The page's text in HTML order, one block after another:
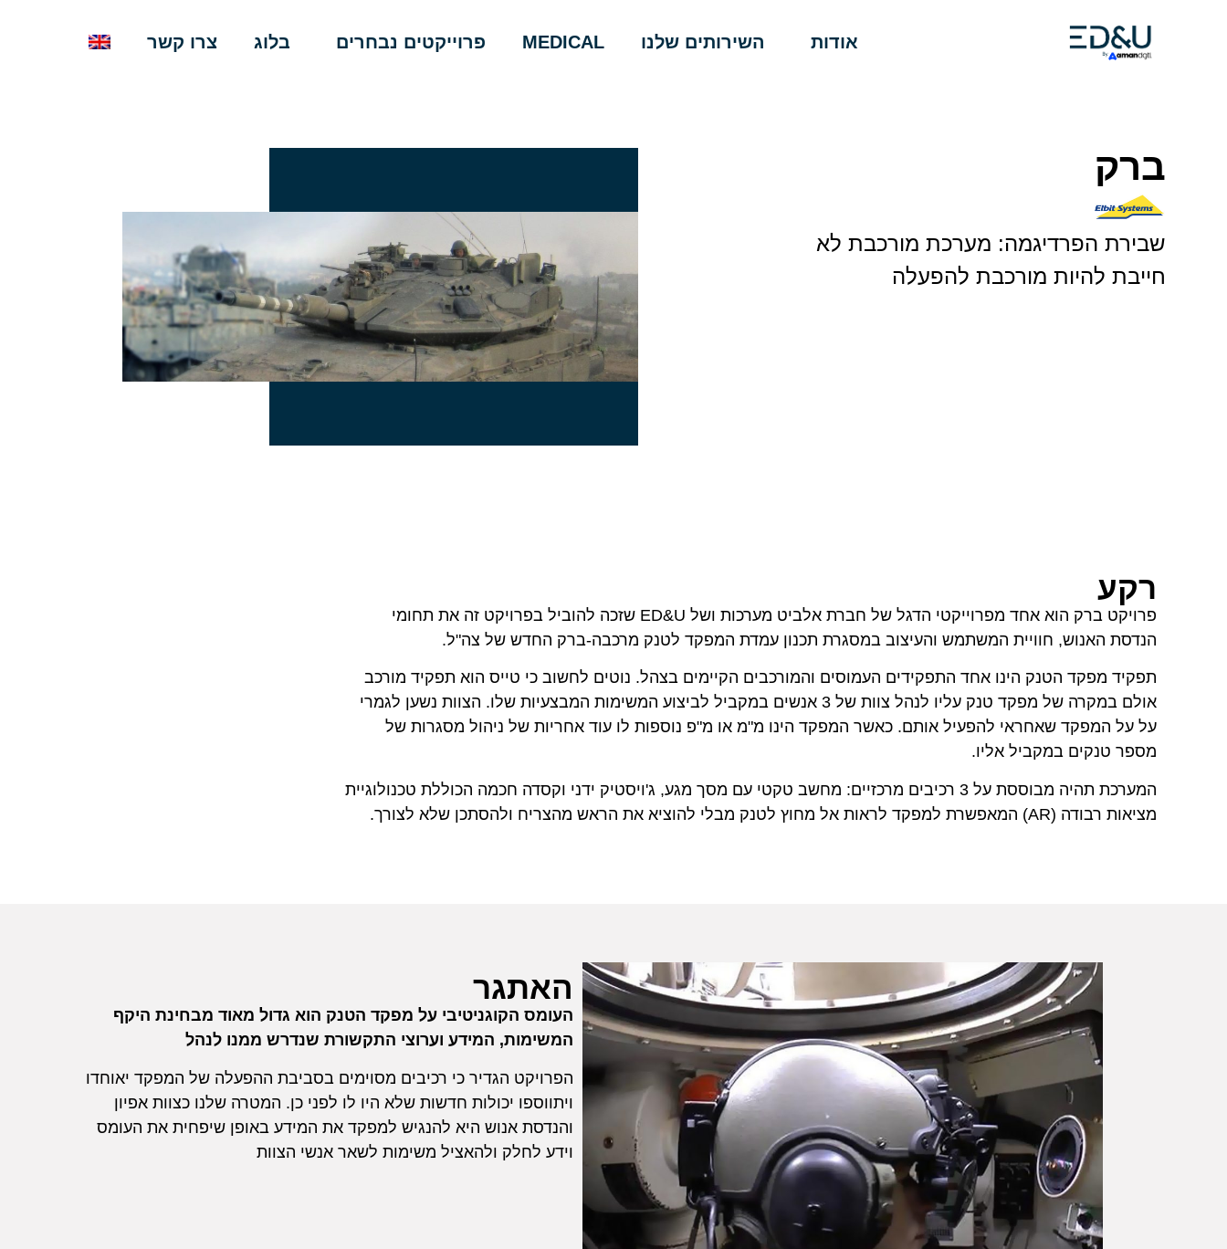
אודות השירותים שלנו MEDICAL פרוייקטים נבחרים בלוג צרו קשר
ברק
שבירת הפרדיגמה: מערכת מורכבת לא
חייבת להיות מורכבת להפעלה
רקע
פרויקט ברק הוא אחד מפרוייקטי הדגל של חברת אלביט מערכות ושל ED&U שזכה להוביל בפרויקט זה את תחומי
הנדסת האנוש, חוויית המשתמש והעיצוב במסגרת תכנון עמדת המפקד לטנק מרכבה-ברק החדש של צה"ל.
תפקיד מפקד הטנק הינו אחד התפקידים העמוסים והמורכבים הקיימים בצהל. נוטים לחשוב כי טייס הוא תפקיד מורכב
אולם במקרה של מפקד טנק עליו לנהל צוות של 3 אנשים במקביל לביצוע המשימות המבצעיות שלו. הצוות נשען לגמרי
על על המפקד שאחראי להפעיל אותם. כאשר המפקד הינו מ"מ או מ"פ נוספות לו עוד אחריות של ניהול מסגרות של
מספר טנקים במקביל אליו.
המערכת תהיה מבוססת על 3 רכיבים מרכזיים: מחשב טקטי עם מסך מגע, ג'ויסטיק ידני וקסדה חכמה הכוללת טכנולוגיית
מציאות רבודה (AR) המאפשרת למפקד לראות אל מחוץ לטנק מבלי להוציא את הראש מהצריח ולהסתכן שלא לצורך.
האתגר
העומס הקוגניטיבי על מפקד הטנק הוא גדול מאוד מבחינת היקף
המשימות, המידע וערוצי התקשורת שנדרש ממנו לנהל
הפרויקט הגדיר כי רכיבים מסוימים בסביבת ההפעלה של המפקד יאוחדו
ויתווספו יכולות חדשות שלא היו לו לפני כן. המטרה שלנו כצוות אפיון
והנדסת אנוש היא להנגיש למפקד את המידע באופן שיפחית את העומס
וידע לחלק ולהאציל משימות לשאר אנשי הצוות